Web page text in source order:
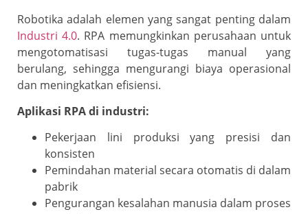
Robotika adalah elemen yang sangat penting dalam
Industri 4.0. RPA memungkinkan perusahaan untuk
mengotomatisasi tugas-tugas manual yang
berulang, sehingga mengurangi biaya operasional
dan meningkatkan efisiensi.
Aplikasi RPA di industri:
Pekerjaan lini produksi yang presisi dan
konsisten
Pemindahan material secara otomatis di dalam
pabrik
Pengurangan kesalahan manusia dalam proses